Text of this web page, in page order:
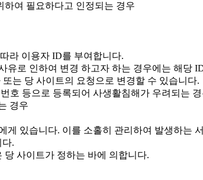
하여 필요하다고 인정되는 경우
라 이용자 ID를 부여합니다.
유로 인하여 변경 하고자 하는 경우에는 해당
는 당 사이트의 요청으로 변경할 수 있습니다.
호 등으로 등록되어 사생활침해가 우려되는 경
경우
있습니다. 이를 소홀히 관리하여 발생하는
다.
사이트가 정하는 바에 의합니다.